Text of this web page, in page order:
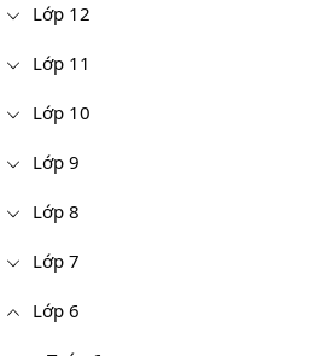
Lớp 12
Lớp 11
Lớp 10
Lớp 9
Lớp 8
Lớp 7
Lớp 6